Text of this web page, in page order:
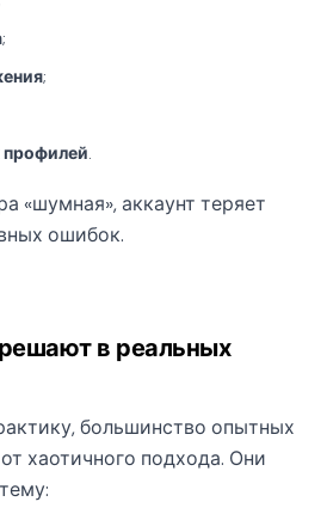
;
;
профилей.
«шумная», аккаунт теряет
ошибок.
в реальных
большинство опытных
хаотичного подхода. Они